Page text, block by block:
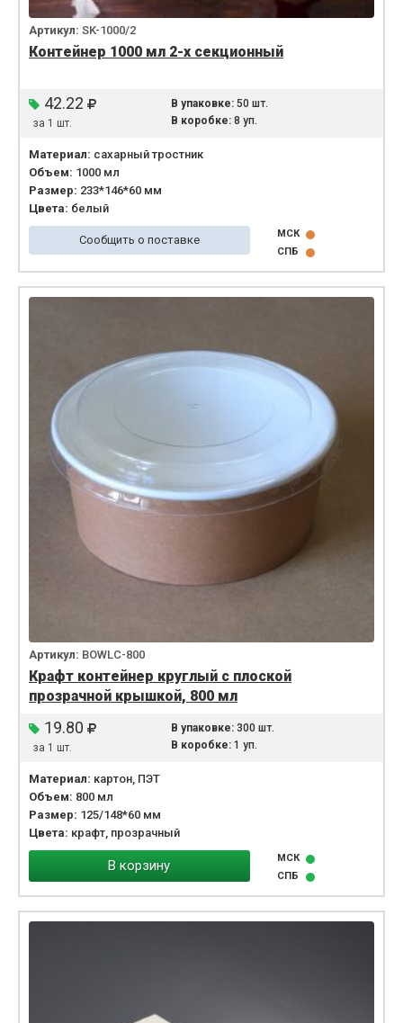
Артикул: SK-1000/2
Контейнер 1000 мл 2-х секционный
42.22
за 1 шт.
В упаковке:50 шт.
В коробке:8 уп.
Материал: сахарный тростник
Объем: 1000 мл
Размер: 233*146*60 мм
Цвета: белый
Сообщить о поставке
МСК
СПБ
Артикул: BOWLC-800
Крафт контейнер круглый с плоской
прозрачной крышкой, 800 мл
19.80
за 1 шт.
В упаковке:300 шт.
В коробке:1 уп.
Материал: картон, ПЭТ
Объем: 800 мл
Размер: 125/148*60 мм
Цвета: крафт, прозрачный
В корзину
МСК
СПБ